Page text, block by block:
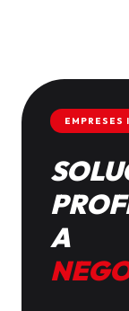
EMPRESES
A